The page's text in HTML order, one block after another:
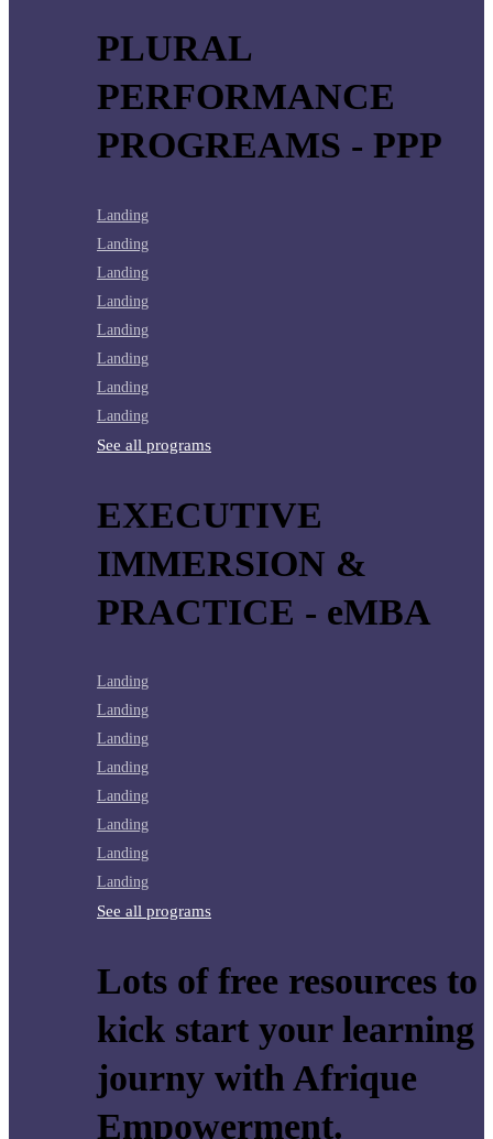
PLURAL
PERFORMANCE
PROGREAMS - PPP
Landing
Landing
Landing
Landing
Landing
Landing
Landing
Landing
See all programs
EXECUTIVE
IMMERSION &
PRACTICE - eMBA
Landing
Landing
Landing
Landing
Landing
Landing
Landing
Landing
See all programs
Lots of free resources to
kick start your learning
journy with Afrique
Empowerment.